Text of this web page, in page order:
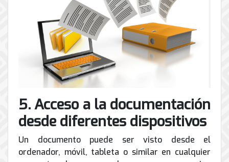
5. Acceso a la documentación
desde diferentes dispositivos
Un documento puede ser visto desde el
ordenador, móvil, tableta o similar en cualquier